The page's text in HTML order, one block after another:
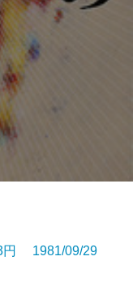
円 1981/09/29